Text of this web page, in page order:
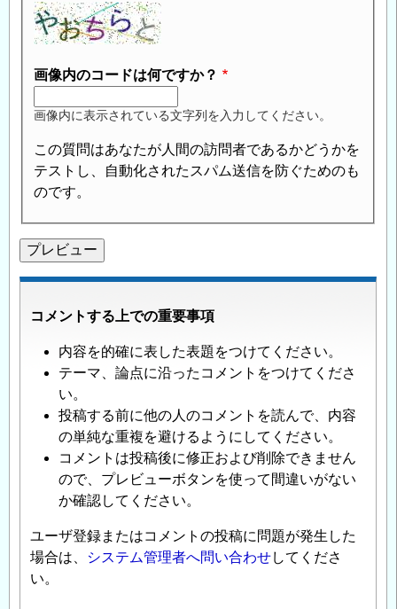
画像内のコードは何ですか？
画像内に表示されている文字列を入力してください。
この質問はあなたが人間の訪問者であるかどうかを
テストし、自動化されたスパム送信を防ぐためのも
のです。
コメントする上での重要事項
内容を的確に表した表題をつけてください。
テーマ、論点に沿ったコメントをつけてくださ
い。
投稿する前に他の人のコメントを読んで、内容
の単純な重複を避けるようにしてください。
コメントは投稿後に修正および削除できません
ので、プレビューボタンを使って間違いがない
か確認してください。
ユーザ登録またはコメントの投稿に問題が発生した
場合は、
システム管理者へ問い合わせしてくださ
い。